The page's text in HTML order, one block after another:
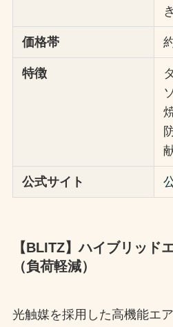
価格帯
特徴
公式サイト
【BLITZ】ハイブリッド
（負荷軽減）
光触媒を採用した高機能エ